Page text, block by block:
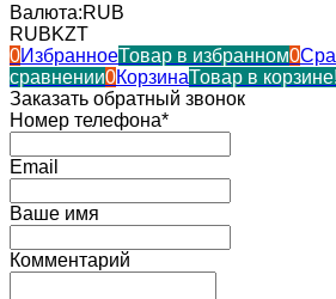
Валюта:RUB
RUBKZT
0ИзбранноеТовар в избранном0
сравнении0КорзинаТовар в корзине!
Заказать обратный звонок
Номер телефона*
Email
Ваше имя
Комментарий